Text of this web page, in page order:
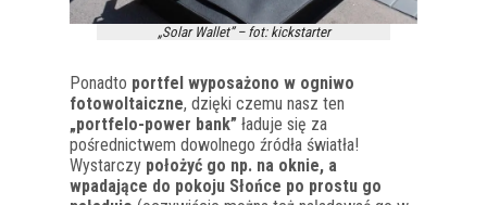
„Solar Wallet” – fot: kickstarter
Ponadto portfel wyposażono w ogniwo
fotowoltaiczne, dzięki czemu nasz ten
„portfelo-power bank” ładuje się za
pośrednictwem dowolnego źródła światła!
Wystarczy położyć go np. na oknie, a
wpadające do pokoju Słońce po prostu go